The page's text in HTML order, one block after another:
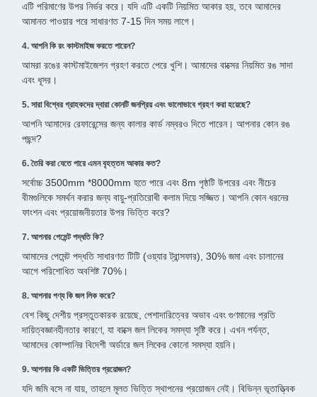
এটি পরিমাণের উপর নির্ভর করে। যদি এটি একটি নিয়মিত আকার হয়, তবে আমাদের
আমানত পাওয়ার পরে সাধারণত 7-15 দিন সময় লাগে।
4. আপনি কি রং কাস্টমাইজ করতে পারেন?
আমরা রঙের কাস্টমাইজেশন গ্রহণ করতে পেরে খুশি। আমাদের বাক্সের নিয়মিত রঙ সাদা
এবং ধূসর।
5. সারা বিশ্বের গ্রাহকদের দ্বারা কোনটি জনপ্রিয় এবং ভালোভাবে গ্রহণ করা হয়েছে?
আপনি আমাদের রেফারেন্সের জন্য কালার কার্ড নম্বরও দিতে পারেন। আপনার কোন রঙ
পছন্দ?
6. তৈরি করা যেতে পারে এমন বৃহত্তম আকার কত?
সর্বোচ্চ 3500mm *8000mm হতে পারে এবং 8m পৃষ্ঠটি উপরের এবং নীচের
বীমগুলিকে সমর্থন করার জন্য বায়ু-প্রতিরোধী কলাম দিয়ে সজ্জিত। আপনি কোন ধরনের
ফাংশন এবং প্রয়োজনীয়তার উপর ভিত্তি করে?
7. আপনার পেমেন্ট পদ্ধতি কি?
আমাদের পেমেন্ট পদ্ধতি সাধারণত টিটি (ওয়্যার ট্রান্সফার), 30% জমা এবং চালানের
আগে পরিশোধিত অবশিষ্ট 70%।
8. আপনার পণ্য কি জল লিক করে?
বেশ কিছু দেশীয় প্রস্তুতকারক রয়েছে, পেশাদারিত্বের অভাব এবং গুণমানের প্রতি
দায়িত্বজ্ঞানহীনতার কারণে, যা বাক্সে জল লিকের সমস্যা সৃষ্টি করে। এখন পর্যন্ত,
আমাদের কোম্পানির বিদেশী অর্ডারে জল লিকের কোনো সমস্যা হয়নি।
9. আপনার কি একটি ভিত্তির প্রয়োজন?
যদি জমি বসে না যায়, তাহলে মূলত ভিত্তি স্থাপনের প্রয়োজন নেই। বিভিন্ন ভূতাত্ত্বিক